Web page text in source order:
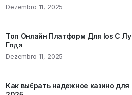
Dezembro 11, 2025
Топ Онлайн Платформ Для Ios С
Года
Dezembro 11, 2025
Как выбрать надежное казино для